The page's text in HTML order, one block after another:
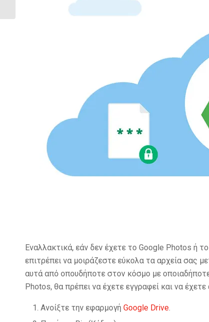
Εναλλακτικά, εάν δεν έχετε το Google Photos ή
επιτρέπει να μοιράζεστε εύκολα τα αρχεία
αυτά από οπουδήποτε στον κόσμο με
Photos, θα πρέπει να έχετε εγγραφεί και να
Ανοίξτε την εφαρμογή Google Drive.